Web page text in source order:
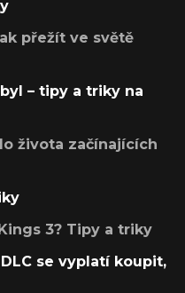
přežít ve světě
– tipy a triky na
života začínajících
3? Tipy a triky
se vyplatí koupit,